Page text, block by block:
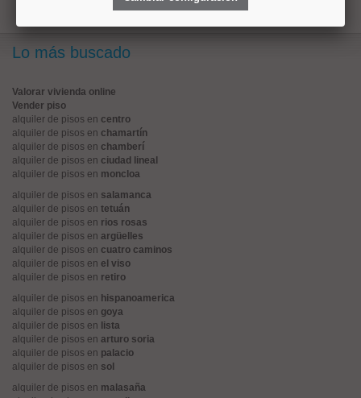
Lo más buscado
Valorar vivienda online
Vender piso
alquiler de pisos en centro
alquiler de pisos en chamartín
alquiler de pisos en chamberí
alquiler de pisos en ciudad lineal
alquiler de pisos en moncloa
alquiler de pisos en salamanca
alquiler de pisos en tetuán
alquiler de pisos en rios rosas
alquiler de pisos en argüelles
alquiler de pisos en cuatro caminos
alquiler de pisos en el viso
alquiler de pisos en retiro
alquiler de pisos en hispanoamerica
alquiler de pisos en goya
alquiler de pisos en lista
alquiler de pisos en arturo soria
alquiler de pisos en palacio
alquiler de pisos en sol
alquiler de pisos en malasaña